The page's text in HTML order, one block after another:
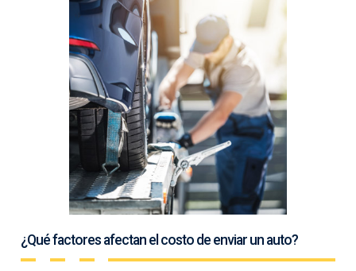
¿Qué factores afectan el costo de enviar un auto?